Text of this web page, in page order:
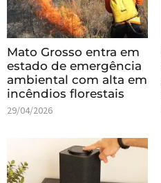
Mato Grosso entra em
estado de emergência
ambiental com alta em
incêndios florestais
29/04/2026